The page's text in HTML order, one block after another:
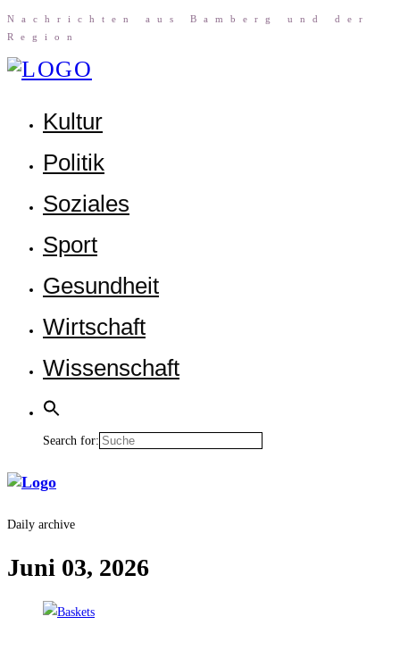
Nach­rich­ten aus Bam­berg und der
Region
Kul­tur
Poli­tik
Sozia­les
Sport
Gesund­heit
Wirt­schaft
Wis­sen­schaft
Search for:
Daily archive
Juni 03, 2026